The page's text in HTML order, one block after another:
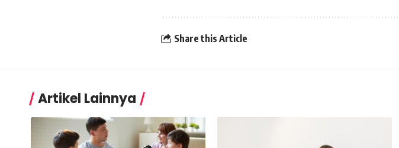
Share this Article
Artikel Lainnya